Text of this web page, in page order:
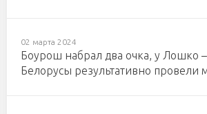
02 марта 2024
Боурош набрал два очка, у Лошко –
Белорусы результативно провели